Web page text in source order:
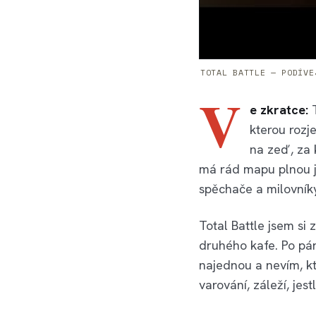
TOTAL BATTLE —
V e zkratce:
kterou
na zeď, za
má rád mapu plnou
spěchače a
Total Battle jsem si
druhého kafe. Po
najednou a nevím,
varování, záleží,